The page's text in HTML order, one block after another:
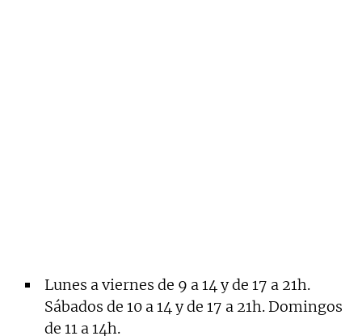
Lunes a viernes de 9 a 14 y de 17 a 21h.
Sábados de 10 a 14 y de 17 a 21h. Domingos
de 11 a 14h.